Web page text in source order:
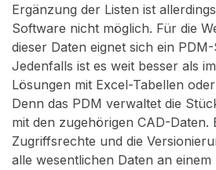
Ergänzung der Listen ist
Software nicht möglich. Für die
dieser Daten eignet sich ein
Jedenfalls ist es weit besser als
Lösungen mit Excel-Tabellen
Denn das PDM verwaltet die
mit den zugehörigen CAD-Daten.
Zugriffsrechte und die
alle wesentlichen Daten an